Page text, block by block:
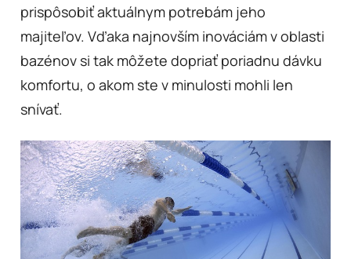
prispôsobiť aktuálnym potrebám jeho
majiteľov. Vďaka najnovším inováciám v oblasti
bazénov si tak môžete dopriať poriadnu dávku
komfortu, o akom ste v minulosti mohli len
snívať.